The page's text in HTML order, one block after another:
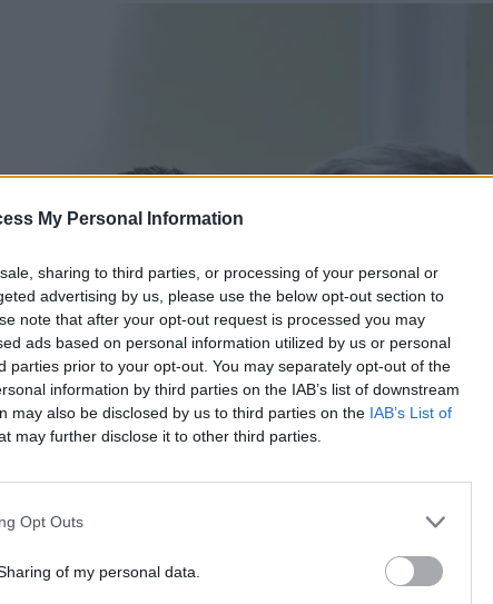
My Personal Information
sharing to third parties, or processing of your personal or
advertising by us, please use the below opt-out section to
note that after your opt-out request is processed you may
ads based on personal information utilized by us or personal
parties prior to your opt-out. You may separately opt-out of the
information by third parties on the IAB’s list of downstream
may also be disclosed by us to third parties on the IAB’s List of
may further disclose it to other third parties.
Opt Outs
of my personal data.